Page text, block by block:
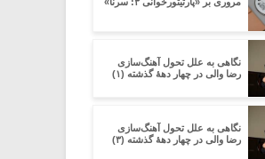
نگاهی به علل تحول آهنگ‌سازی
رضا والی در چهار دهۀ گذشته (۱)
نگاهی به علل تحول آهنگ‌سازی
رضا والی در چهار دهۀ گذشته (۳)